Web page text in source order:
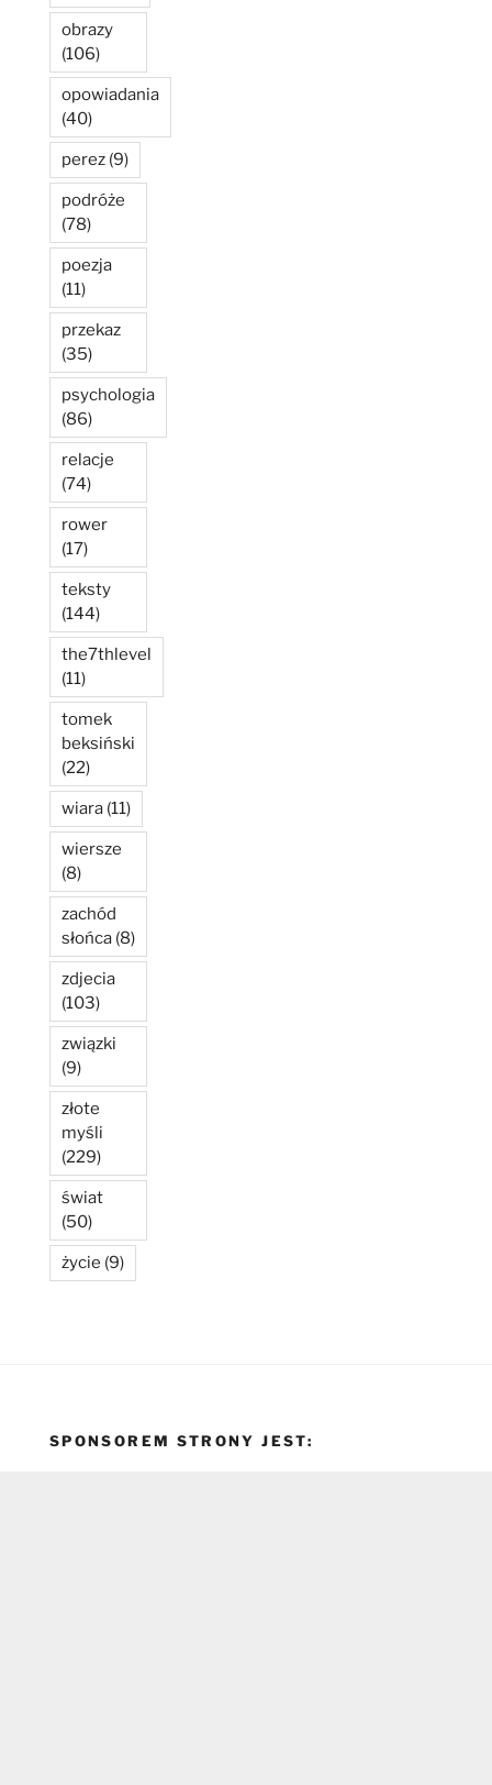
obrazy
(106)
opowiadania
(40)
perez (9)
podróże
(78)
poezja
(11)
przekaz
(35)
psychologia
(86)
relacje
(74)
rower
(17)
teksty
(144)
the7thlevel
(11)
tomek
beksiński
(22)
wiara (11)
wiersze
(8)
zachód
słońca (8)
zdjecia
(103)
związki
(9)
złote
myśli
(229)
świat
(50)
życie (9)
SPONSOREM STRONY JEST: